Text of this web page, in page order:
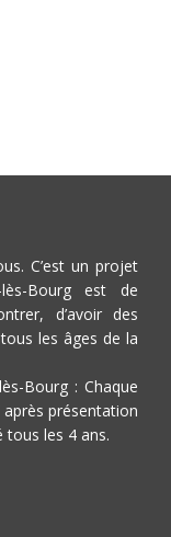
C’est un projet
Bourg est de
d’avoir des
les âges de la
Bourg : Chaque
après présentation
tous les 4 ans.